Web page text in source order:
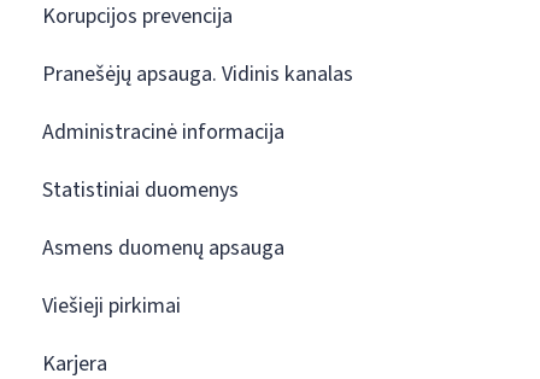
Korupcijos prevencija
Pranešėjų apsauga. Vidinis kanalas
Administracinė informacija
Statistiniai duomenys
Asmens duomenų apsauga
Viešieji pirkimai
Karjera